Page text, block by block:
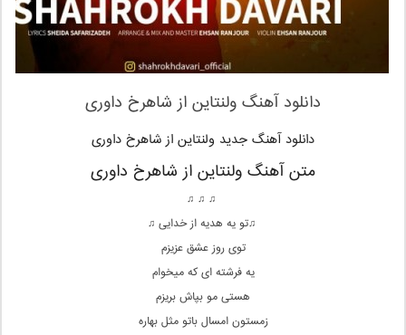
دانلود آهنگ ولنتاین از شاهرخ داوری
دانلود آهنگ جدید ولنتاین از شاهرخ داوری
متن آهنگ ولنتاین از شاهرخ داوری
♫ ♫ ♫
♫تو یه هدیه از خدایی ♫
توی روز عشق عزیزم
یه فرشته ای که میخوام
هستی مو بپاش بریزم
زمستون امسال باتو مثل بهاره